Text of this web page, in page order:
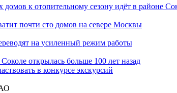
к отопительному сезону идёт в районе
почти сто домов на севере Москвы
на усиленный режим работы
открылась больше 100 лет назад
в конкурсе экскурсий